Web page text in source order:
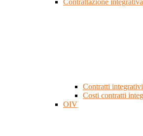
Contrattazione integrativa
Contratti integrativi
Costi contratti
OIV